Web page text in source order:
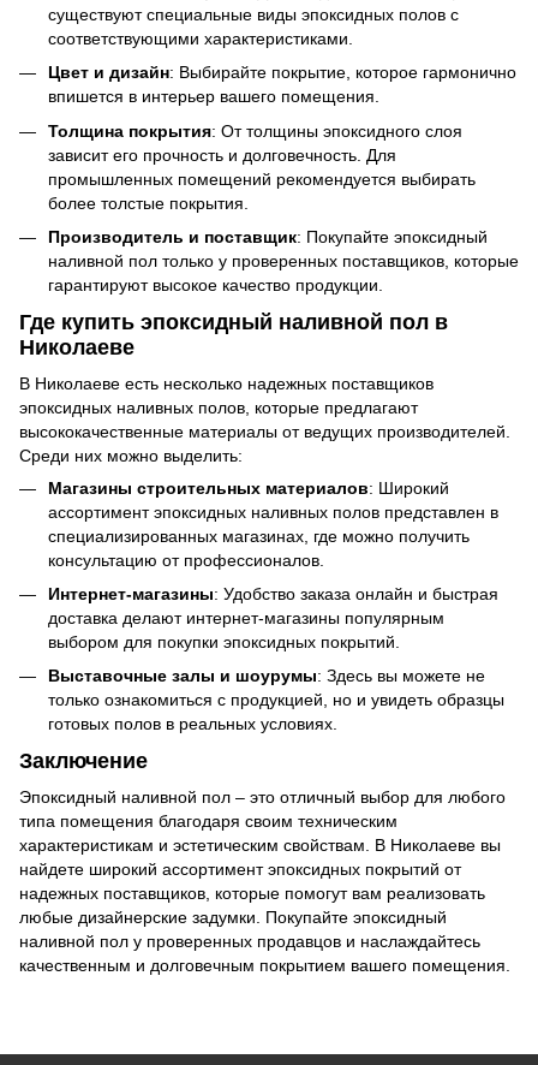
существуют специальные виды эпоксидных полов с
соответствующими характеристиками.
Цвет и дизайн: Выбирайте покрытие, которое гармонично
впишется в интерьер вашего помещения.
Толщина покрытия: От толщины эпоксидного слоя
зависит его прочность и долговечность. Для
промышленных помещений рекомендуется выбирать
более толстые покрытия.
Производитель и поставщик: Покупайте эпоксидный
наливной пол только у проверенных поставщиков, которые
гарантируют высокое качество продукции.
Где купить эпоксидный наливной пол в
Николаеве
В Николаеве есть несколько надежных поставщиков
эпоксидных наливных полов, которые предлагают
высококачественные материалы от ведущих производителей.
Среди них можно выделить:
Магазины строительных материалов: Широкий
ассортимент эпоксидных наливных полов представлен в
специализированных магазинах, где можно получить
консультацию от профессионалов.
Интернет-магазины: Удобство заказа онлайн и быстрая
доставка делают интернет-магазины популярным
выбором для покупки эпоксидных покрытий.
Выставочные залы и шоурумы: Здесь вы можете не
только ознакомиться с продукцией, но и увидеть образцы
готовых полов в реальных условиях.
Заключение
Эпоксидный наливной пол – это отличный выбор для любого
типа помещения благодаря своим техническим
характеристикам и эстетическим свойствам. В Николаеве вы
найдете широкий ассортимент эпоксидных покрытий от
надежных поставщиков, которые помогут вам реализовать
любые дизайнерские задумки. Покупайте эпоксидный
наливной пол у проверенных продавцов и наслаждайтесь
качественным и долговечным покрытием вашего помещения.